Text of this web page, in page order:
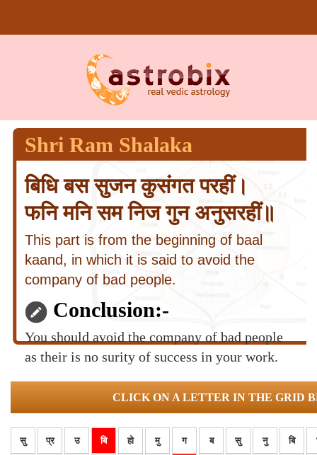
Shri Ram Shalaka
बिधि बस सुजन कुसंगत परहीं।
फनि मनि सम निज गुन अनुसरहीं॥
This part is from the beginning of baal
kaand, in which it is said to avoid the
company of bad people.
Conclusion:-
You should avoid the company of bad people
as their is no surity of success in your work.
CLICK ON A LETTER IN THE GRID
सु प्र उ बि हो मु ग ब सु नु बि